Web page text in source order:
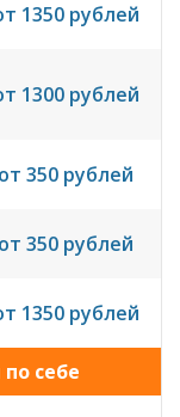
1350 рублей
1300 рублей
от 350 рублей
от 350 рублей
1350 рублей
себе